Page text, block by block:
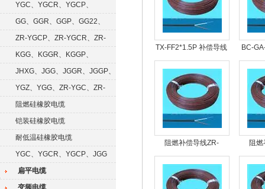
YGC、YGCR、YGCP、
YGCRP
GG、GGR、GGP、GG22、
GGRP
ZR-YGCP、ZR-YGCR、ZR-
YGCRP
KGG、KGGR、KGGP、
KGGRP
JHXG、JGG、JGGR、JGGP、
JGGFYGZ、YGG、ZR-YGC、ZR-
KGG阻燃硅橡胶电缆
铠装硅橡胶电缆
耐低温硅橡胶电缆
YGC、YGCR、YGCP、JGG
扁平电缆
变频电缆
TX-FF2*1.5P 补偿导线
BC-
偿
阻燃补偿导线ZR-
KX1×2×2.5P
阻